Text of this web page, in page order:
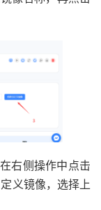
右侧操作中点击
义镜像，选择上